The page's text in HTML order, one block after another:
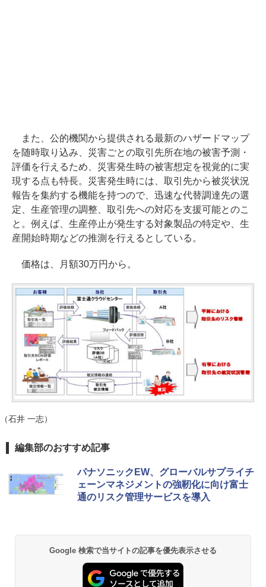
また、公的機関から提供される最新のハザードマップ
を随時取り込み、災害ごとの取引先所在地の被害予測・
評価を行えるため、災害発生時の被害想定を視覚的に実
現する点も特長。災害発生時には、取引先から被災状況
報告を集約する機能を持つので、迅速な代替調達先の選
定、生産管理の調整、取引先への対応を支援可能とのこ
と。例えば、生産停止が発生する対象製品の特定や、生
産開始時期などの推測を行えるとしている。
価格は、月額30万円から。
（石井 一志）
編集部のおすすめ記事
パナソニックEW、グローバルサプライチ
ェーンマネジメントの強靭化に向け富士
通のリスク管理サービスを導入
Google 検索で当サイトの記事を優先表示させる